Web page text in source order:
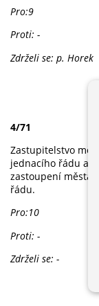
Pro:9
Proti: -
Zdrželi se: p. Horek
4/71
Zastupitelstvo
jednacího řádu a
zastoupení města
řádu.
Pro:10
Proti: -
Zdrželi se: -